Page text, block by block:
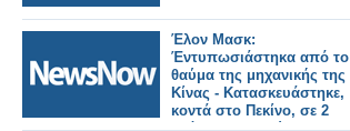
Έλον Μασκ:
Έντυπωσιάστηκα από το
θαύμα της μηχανικής της
Κίνας - Κατασκευάστηκε,
κοντά στο Πεκίνο, σε 2